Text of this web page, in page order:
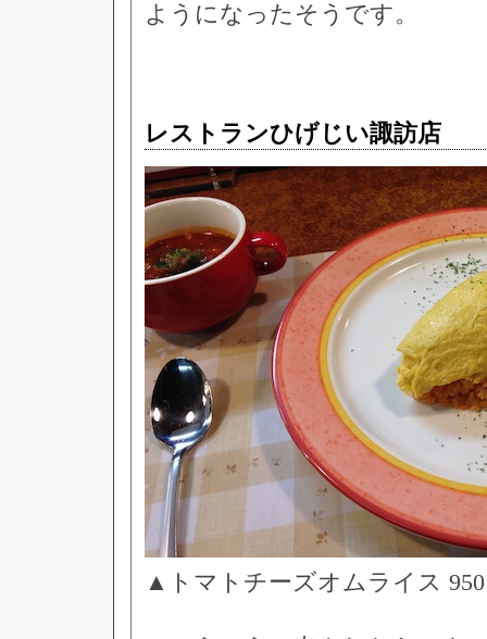
ようになったそうです。
レストランひげじい諏訪店
▲トマトチーズオムライス